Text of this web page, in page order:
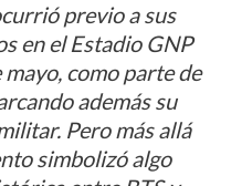
previo a sus
en el Estadio GNP
como parte de
además su
Pero más allá
simbolizó algo